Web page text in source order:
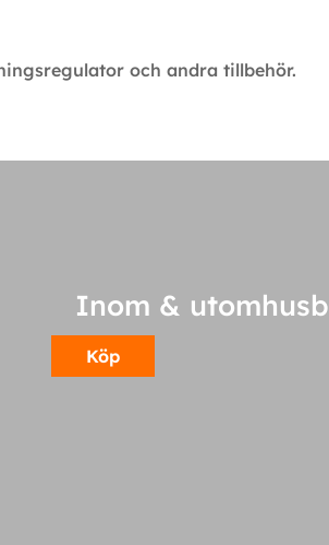
och andra tillbehör.
Inom &
Köp